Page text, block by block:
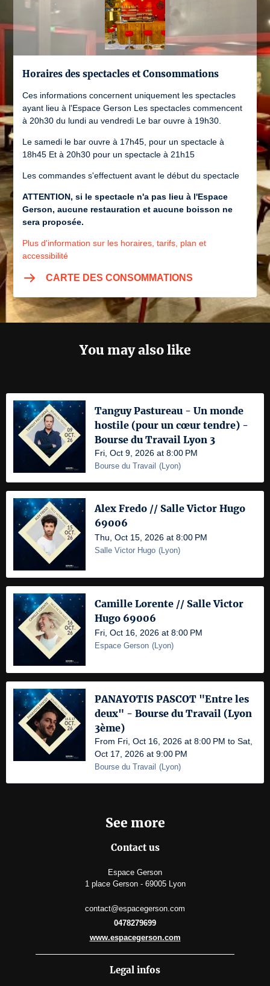
You may also like
Tanguy Pastureau - Un monde
hostile (pour un cœur tendre) -
Bourse du Travail Lyon 3
Fri, Oct 9, 2026 at 8:00 PM
Bourse du Travail (Lyon)
Alex Fredo // Salle Victor Hugo
69006
Thu, Oct 15, 2026 at 8:00 PM
Salle Victor Hugo (Lyon)
Camille Lorente // Salle Victor
Hugo 69006
Fri, Oct 16, 2026 at 8:00 PM
Espace Gerson (Lyon)
PANAYOTIS PASCOT "Entre les
deux" - Bourse du Travail (Lyon
3ème)
From Fri, Oct 16, 2026 at 8:00 PM to Sat,
Oct 17, 2026 at 9:00 PM
Bourse du Travail (Lyon)
Horaires des spectacles et Consommations
Ces informations concernent uniquement les spectacles
ayant lieu à l'Espace Gerson Les spectacles commencent
à 20h30 du lundi au vendredi Le bar ouvre à 19h30.
Le samedi le bar ouvre à 17h45, pour un spectacle à
18h45 Et à 20h30 pour un spectacle à 21h15
Les commandes s'effectuent avant le début du spectacle
ATTENTION, si le spectacle n'a pas lieu à l'Espace
Gerson, aucune restauration et aucune boisson ne
sera proposée.
Plus d'information sur les horaires, tarifs, plan et
accessibilité
CARTE DES CONSOMMATIONS
See more
Contact us
Espace Gerson
1 place Gerson - 69005 Lyon
contact@espacegerson.com
0478279699
www.espacegerson.com
Legal infos